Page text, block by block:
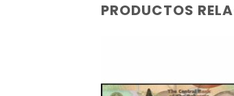
PRODUCTOS